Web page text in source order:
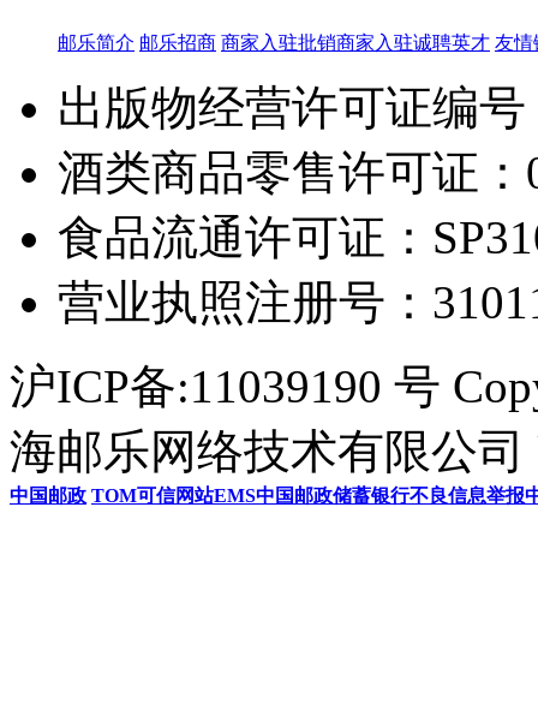
邮乐简介 邮乐招商 商家入驻批销商家入驻诚聘英才 友情
出版物经营许可证编
酒类商品零售许可证：
食品流通许可证：
营业执照注册号：
沪ICP备:11039190 号
海邮乐网络技术有限公司
中国邮政 TOM可信网站EMS中国邮政储蓄银行不良信息举报